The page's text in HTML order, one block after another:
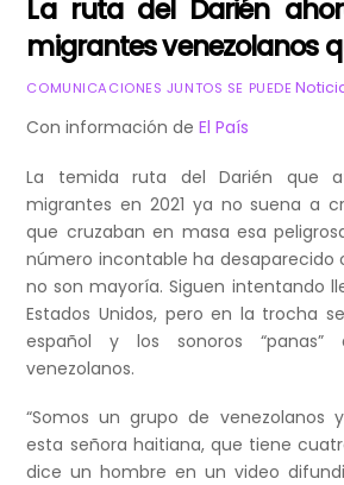
La ruta del Darién
migrantes venezolanos
COMUNICACIONES JUNTOS SE PUEDE
Con información deEl País
La temida ruta del Darién que
migrantes en 2021 ya no suena a
que cruzaban en masa esa
número incontable ha desaparecido
no son mayoría. Siguen intentando
Estados Unidos, pero en la trocha
español y los sonoros “panas”
venezolanos.
“Somos un grupo de venezolanos
esta señora haitiana, que tiene
dice un hombre en un video